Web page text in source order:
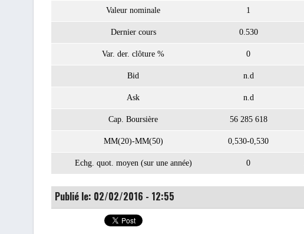
Valeur nominale 1
Dernier cours 0.530
Var. der. clôture % 0
Bid n.d
Ask n.d
Cap. Boursière 56 285 618
MM(20)-MM(50) 0,530-0,530
Echg. quot. moyen (sur une année) 0
Publié le: 02/02/2016 - 12:55